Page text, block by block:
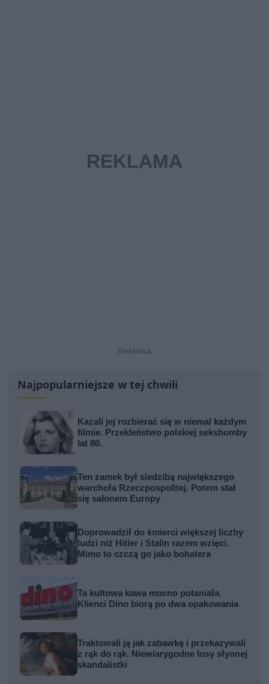
Najpopularniejsze w tej chwili
Kazali jej rozbierać się w niemal każdym
filmie. Przekleństwo polskiej seksbomby
lat 80.
Ten zamek był siedzibą największego
warchoła Rzeczpospolitej. Potem stał
się salonem Europy
Doprowadził do śmierci większej liczby
ludzi niż Hitler i Stalin razem wzięci.
Mimo to czczą go jako bohatera
Ta kultowa kawa mocno potaniała.
Klienci Dino biorą po dwa opakowania
Traktowali ją jak zabawkę i przekazywali
z rąk do rąk. Niewiarygodne losy słynnej
skandalistki